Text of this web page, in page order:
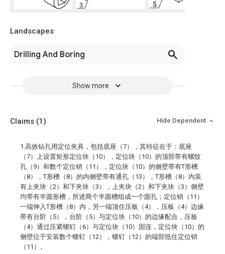
Landscapes
Drilling And Boring
Show more
Claims (1) Hide Dependent
1.高效钻孔用定位夹具，包括底座（7），其特征在于：底座
（7）上设置矩形定位块（10），定位块（10）的顶部带有螺纹
孔（9）和数个定位销（11），定位块（10）的侧壁带有T形槽
（8），T形槽（8）的内侧壁带有通孔（13），T形槽（8）内装
有上夹块（2）和下夹块（3），上夹块（2）和下夹块（3）侧壁
均带有半圆形槽，所述两个半圆槽组成一个圆孔；定位销（11）
一端伸入T形槽（8）内，另一端顶住压板（4），压板（4）边缘
带有台阶（5），台阶（5）与定位块（10）的边缘配合，压板
（4）通过压紧螺钉（6）与定位块（10）固连，定位块（10）的
侧壁位于安装数个螺钉（12），螺钉（12）的端部抵住定位销
（11）。